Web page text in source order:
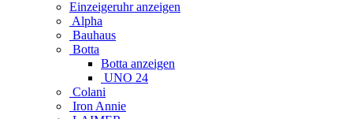
Einzeigeruhr anzeigen
Alpha
Bauhaus
Botta
Botta anzeigen
UNO 24
Colani
Iron Annie